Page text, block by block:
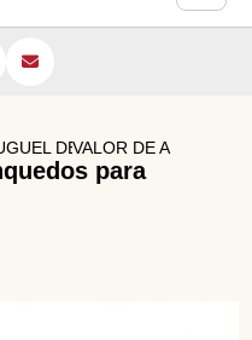
DE PULA PULA
VALOR DE ALUGUEL
para